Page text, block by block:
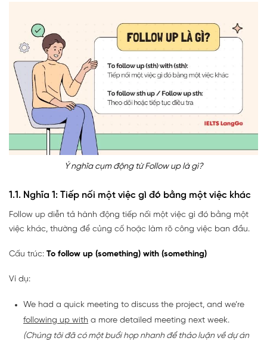
Ý nghĩa cụm động từ Follow up là gì?
1.1. Nghĩa 1: Tiếp nối một việc gì đó bằng một việc khác
Follow up diễn tả hành động tiếp nối một việc gì đó bằng một
việc khác, thường để củng cố hoặc làm rõ công việc ban đầu.
Cấu trúc: To follow up (something) with (something)
Ví dụ:
We had a quick meeting to discuss the project, and we’re
following up with a more detailed meeting next week.
(Chúng tôi đã có một buổi họp nhanh để thảo luận về dự án